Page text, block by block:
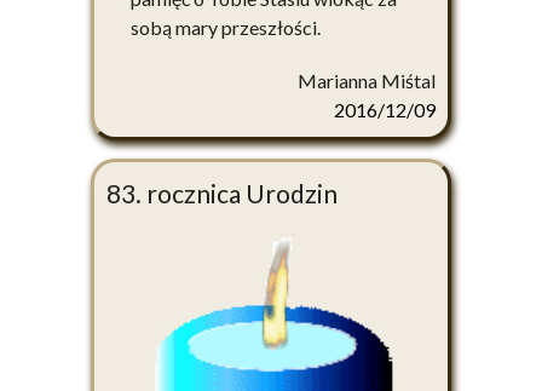
sobą mary przeszłości.
Marianna Miśtal
2016/12/09
83. rocznica Urodzin